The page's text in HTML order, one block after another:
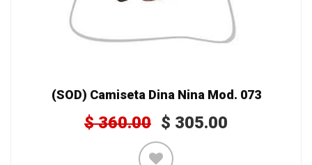
(SOD) Camiseta Dina Nina Mod. 073
$360.00 $ 305.00